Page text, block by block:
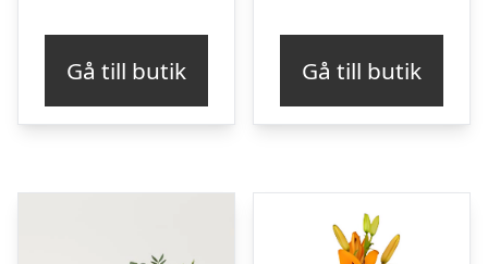
Gå till butik Gå till butik